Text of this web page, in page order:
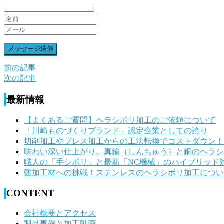
前
後
の
ン
前の記事
次の記事
最新情報
【よくあるご質問】ヘラシボリ加工のご依頼について
「川崎ものづくりブランド」認定企業としての誇り
切削加工やプレス加工からの工法転換でコストダウン！
味わい深い仕上がり。真鍮（しんちゅう）と銅のヘラ
職人の「手シボリ」と最新「NC機械」のハイブリッド
難加工材への挑戦！ステンレスのヘラシボリ加工につ
CONTENT
会社概要とアクセス